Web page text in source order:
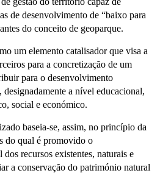
de desenvolvimento de “baixo para
do conceito de geoparque.
um elemento catalisador que visa a
para a concretização de um
para o desenvolvimento
a nível educacional,
social e económico.
baseia-se, assim, no princípio da
do qual é promovido o
recursos existentes, naturais e
a conservação do património natural